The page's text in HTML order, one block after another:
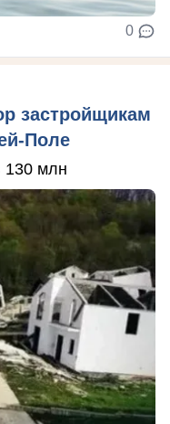
0
застройщикам
Поле
млн